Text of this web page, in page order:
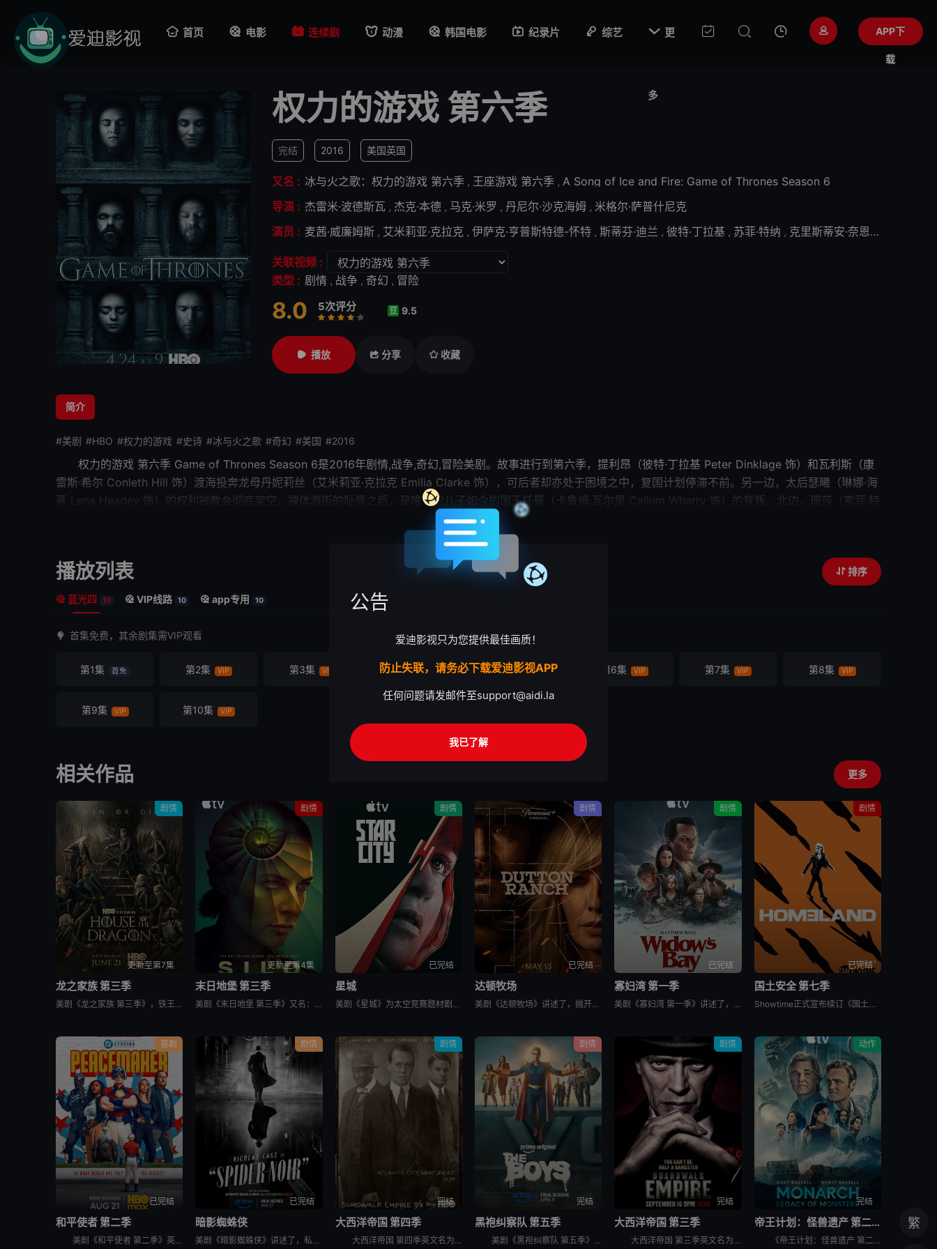
首页 电影 连续剧 动漫 韩国电影 纪录片 综艺  更
多
APP下
载
权力的游戏 第六季
完结 2016 美国英国
又名 : 冰与火之歌：权力的游戏 第六季 , 王座游戏 第六季 , A Song of Ice and Fire: Game of Thrones Season 6
导演 : 杰雷米·波德斯瓦 , 杰克·本德 , 马克·米罗 , 丹尼尔·沙克海姆 , 米格尔·萨普什尼克
演员 : 麦茜·威廉姆斯 , 艾米莉亚·克拉克 , 伊萨克·亨普斯特德-怀特 , 斯蒂芬·迪兰 , 彼特·丁拉基 , 苏菲·特纳 , 克里斯蒂安·奈恩 ,
关联视频 :
类型 : 剧情 , 战争 , 奇幻 , 冒险
8.0 5次评分
很差
较差还行推荐
力荐
豆 9.5
播放 分享 收藏
简介
#美剧 #HBO #权力的游戏 #史诗 #冰与火之歌 #奇幻 #美国 #2016
权力的游戏 第六季 Game of Thrones Season 6是2016年剧情,战争,奇幻,冒险美剧。故事进行到第六季，提利昂（彼特·丁拉基 Peter Dinklage 饰）和瓦利斯（康
雷斯·希尔 Conleth Hill 饰）渡海投奔龙母丹妮莉丝（艾米莉亚·克拉克 Emilia Clarke 饰），可后者却亦处于困境之中，复国计划停滞不前。另一边，太后瑟曦（琳娜·海
蒂 Lena Headey 饰）的权利被教会彻底架空，裸体游街的耻辱之后 ，是唯一的儿子如今的国王托曼（卡鲁姆·瓦尔里 Callum Wharry 饰）的背叛。北边，珊莎（索菲·特
纳 Sophie Turner 饰）在骑士布蕾妮（格温多兰·克里斯蒂 Gwendoline Christie 饰）的保护之下最终顺利同哥哥琼恩（基特·哈灵顿 Kit Harington 饰）汇合，
一步计划，即是夺回被小剥皮拉姆齐（伊万·瑞恩 Iwan Rheon 饰）所占领的临冬城。
 展开
播放列表 排序
蓝光四 10 VIP线路 10 app专用 10
首集免费，其余剧集需VIP观看
第1集 首免 第2集 VIP 第3集 VIP 第4集 VIP 第5集 VIP 第6集 VIP 第7集 VIP 第8集 VIP
第9集 VIP 第10集 VIP
相关作品 更多
剧情
更新至第7集
龙之家族 第三季
美剧《龙之家族 第三季》，铁王座面前，绝无怜悯。
剧情
更新至第4集
末日地堡 第三季
美剧《末日地堡 第三季》又名：羊毛战记,羊毛记,Silo Season 3，讲述了：当下，Juliette Nichols在被迫接受“净化”后幸存下来，但记忆却已丧失，而地堡正从叛乱中恢复，并面临着新
剧情
已完结
星城
美剧《星城》为太空竞赛题材剧《为全人类》的衍生剧，是同一设定下的全新篇章。《星城》将我们带回太空竞赛另类历史重述的关键时刻——苏联成为首个实现载人登月的国家。但这次，我们将从铁幕后方探索这个故事，展现
剧情
已完结
达顿牧场
美剧《达顿牧场》讲述了，抛开《黄石》时期经历的阴影，Beth和Rip努力共筑未来，但他们遭遇了残酷的新现实，以及一家不择手段、只为保住自己帝国的无情敌对牧场。在南得克萨斯州，血脉之深远胜于一切，宽恕转
剧情
已完结
寡妇湾 第一季
美剧《寡妇湾 第一季》讲述了，新英格兰外海40英里处的寡妇湾，终年被迷雾笼罩。这里流传着百年前的海难传说，所有出海的渔民葬身深海，只留下满岛寡妇与一道血色诅咒。新任市长汤姆·洛夫蒂斯决心振兴衰败的小镇
剧情
已完结
国土安全 第七季
Showtime正式宣布续订《国土安全》第7季。
喜剧
已完结
和平使者 第二季
美剧《和平使者 第二季》英文名为：Peacemaker Season 2。和平使者的正义联盟面试似乎不太顺利，同时他和朋友们面对着天眼局的威胁，必须比以往更加团结。
剧情
已完结
暗影蜘蛛侠
美剧《暗影蜘蛛侠》讲述了，私家侦探本·莱利接下了几个看似简单的案子…结果却被黑帮、怪物和一个神秘的蛇蝎美人卷入一张阴谋之网，使他不得不再度面对自己曾经的身份：纽约唯一的超级英雄&quot;蜘蛛&quo
剧情
完结
大西洋帝国 第四季
大西洋帝国 第四季英文名为Boardwalk Empire Season 4，在第三季播出三集后，《大西洋帝国 Boardwalk Empire》得到了HBO台新季即第四季的预订。 &nbsp;
剧情
完结
黑袍纠察队 第五季
美剧《黑袍纠察队 第五季》讲述了，这是祖国人的世界，完全受制于他反复无常、自大狂妄的意志。休伊、母乳和法兰奇被囚禁在一个“自由营”里。星光努力组织抵抗，对抗压倒性的超级英雄力量。喜美子下落不明。但
剧情
完结
大西洋帝国 第三季
大西洋帝国 第三季英文名为Boardwalk Empire Season 3，屡获殊荣的《大西洋帝国》（Boardwalk Empire）第三季将于北京时间9月17日播出，本季为12集。 &nbs
动作
完结
帝王计划：怪兽遗产 第二季
《帝王计划：怪兽遗产 第二季》讲述了，泰坦X并非普通的怪兽，它本身就是一场活生生的灾难。当它巨大的、散发着生物光辉的身躯冲破海面时，整个世界仿佛都屏住了呼吸。在第二季中，泰坦X成为了谜团的核心——
繁
公告
爱迪影视只为您提供最佳画质！
防止失联，请务必下载爱迪影视APP
任何问题请发邮件至support@aidi.la
我已了解